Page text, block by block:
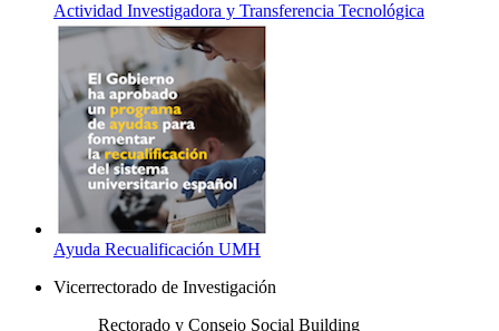
Actividad Investigadora y Transferencia Tecnológica
Ayuda Recualificación UMH
Vicerrectorado de Investigación
Rectorado y Consejo Social Building